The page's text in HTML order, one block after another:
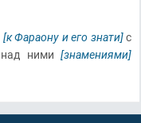
[к Фараону и его знати]с
ними [знамениями]